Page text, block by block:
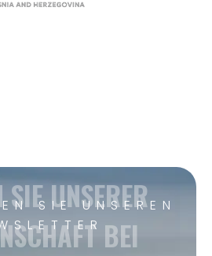
SIE UNSEREN
SIE UNSERER
BEI